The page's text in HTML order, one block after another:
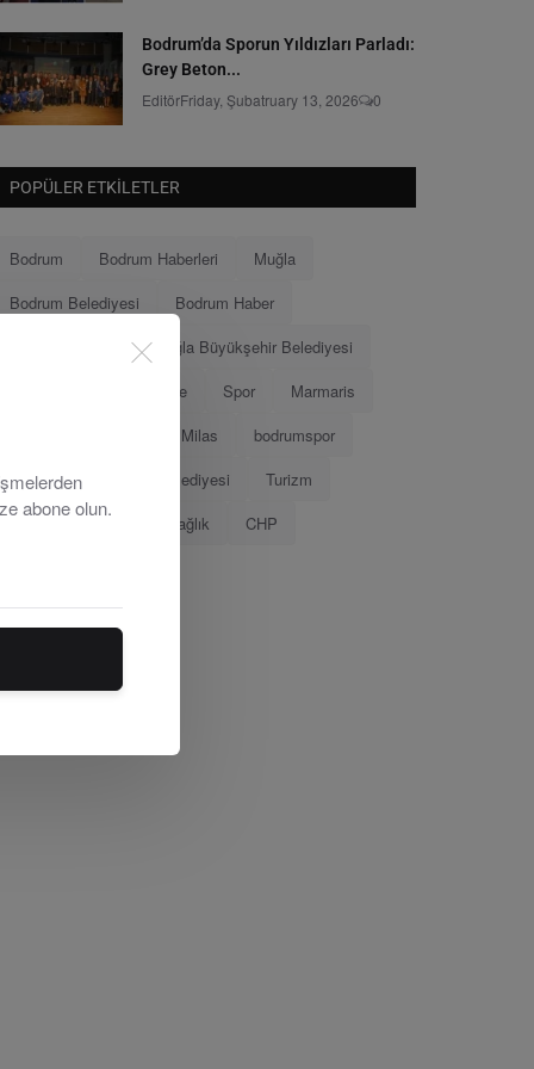
Bodrum’da Sporun Yıldızları Parladı:
Grey Beton...
EditörFriday, Şubatruary 13, 2026 0
POPÜLER ETKILETLER
Bodrum Bodrum Haberleri
Muğla
Bodrum Belediyesi
Bodrum Haber
Muğla Büyükşehir Belediyesi
Menteşe Spor
Marmaris
Milas
bodrumspor
Eğitim
Marmaris Belediyesi
Turizm
Sağlık CHP
abone olun.